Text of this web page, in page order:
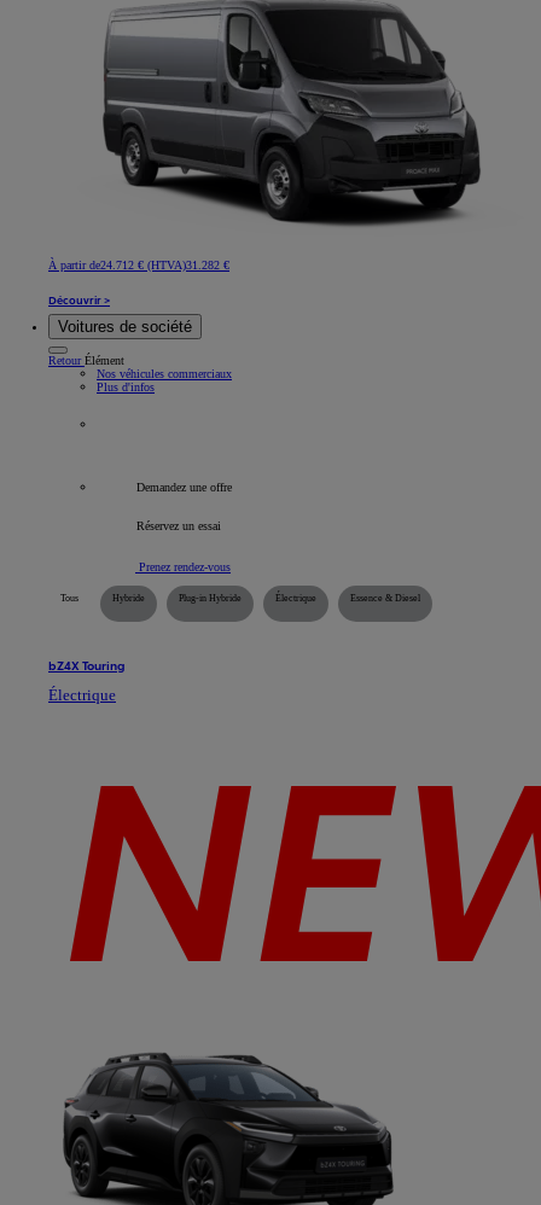
À partir de24.712 € (HTVA)31.282 €
Découvrir >
Voitures de société
RetourÉlément
Nos véhicules commerciaux
Plus d'infos
Demandez une offre
Réservez un essai
Prenez rendez-vous
Tous Hybride Plug-in Hybride Électrique Essence & Diesel
bZ4X Touring
Électrique